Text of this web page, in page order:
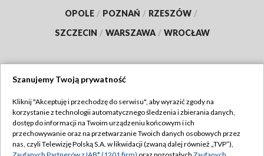
OPOLE / POZNAŃ / RZESZÓW /
SZCZECIN / WARSZAWA / WROCŁAW
TVP
Abonament TVP
Emisja w TVP
Regulamin TVP
Szanujemy Twoją prywatność
Kliknij "Akceptuję i przechodzę do serwisu", aby wyrazić zgody na
korzystanie z technologii automatycznego śledzenia i zbierania danych,
dostęp do informacji na Twoim urządzeniu końcowym i ich
przechowywanie oraz na przetwarzanie Twoich danych osobowych przez
nas, czyli Telewizję Polską S.A. w likwidacji (zwaną dalej również „TVP”),